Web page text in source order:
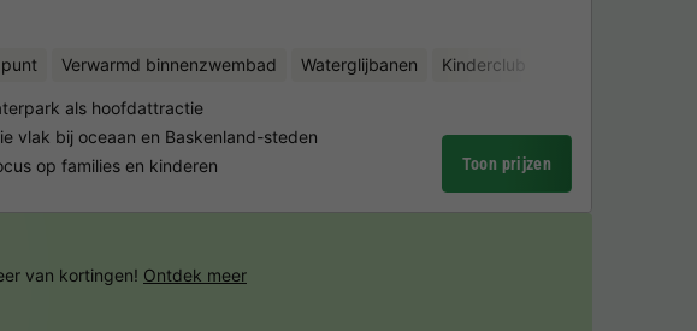
Verwarmd binnenzwembad Waterglijbanen Kinderclub
als hoofdattractie
vlak bij oceaan en Baskenland-steden
op families en kinderen
Toon prijzen
van kortingen! Ontdek meer